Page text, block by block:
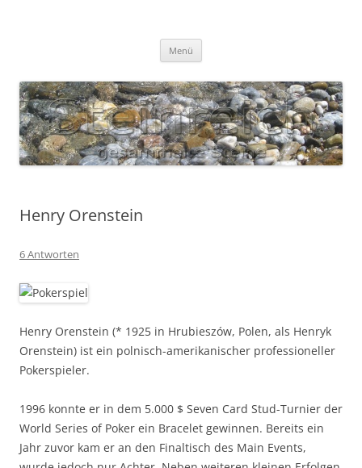
Menü
Henry Orenstein
6 Antworten
Henry Orenstein (* 1925 in Hrubieszów, Polen, als Henryk
Orenstein) ist ein polnisch-amerikanischer professioneller
Pokerspieler.
1996 konnte er in dem 5.000 $ Seven Card Stud-Turnier der
World Series of Poker ein Bracelet gewinnen. Bereits ein
Jahr zuvor kam er an den Finaltisch des Main Events,